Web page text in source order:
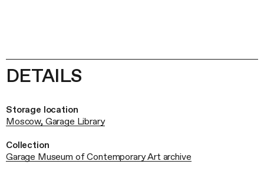
DETAILS
Storage location
Moscow, Garage Library
Collection
Garage Museum of Contemporary Art archive